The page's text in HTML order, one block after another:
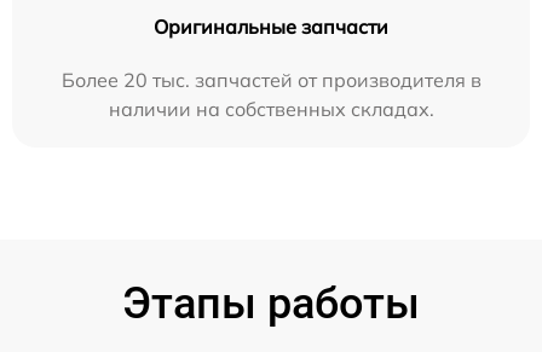
Оригинальные запчасти
Более 20 тыс. запчастей от производителя в
наличии на собственных складах.
Этапы работы